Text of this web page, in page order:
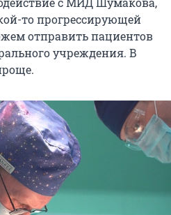
то прогрессирующей
отправить пациентов
учреждения. В